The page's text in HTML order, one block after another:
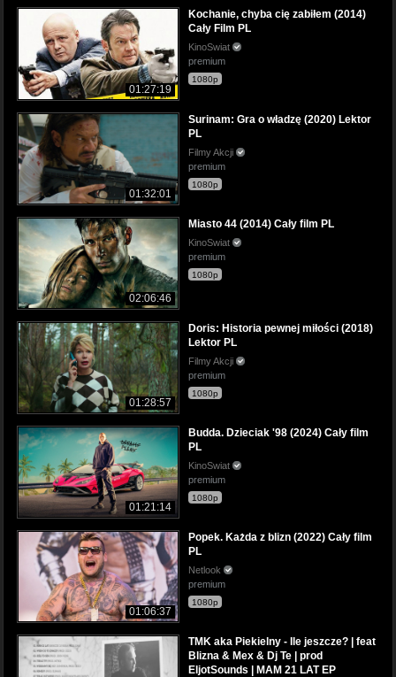
01:27:19
Kochanie, chyba cię zabiłem (2014)
Cały Film PL
KinoSwiat
premium
1080p
01:32:01
Surinam: Gra o władzę (2020) Lektor
PL
Filmy Akcji
premium
1080p
02:06:46
Miasto 44 (2014) Cały film PL
KinoSwiat
premium
1080p
01:28:57
Doris: Historia pewnej miłości (2018)
Lektor PL
Filmy Akcji
premium
1080p
01:21:14
Budda. Dzieciak '98 (2024) Cały film
PL
KinoSwiat
premium
1080p
01:06:37
Popek. Każda z blizn (2022) Cały film
PL
Netlook
premium
1080p
TMK aka Piekielny - Ile jeszcze? | feat
Blizna & Mex & Dj Te | prod
EljotSounds | MAM 21 LAT EP